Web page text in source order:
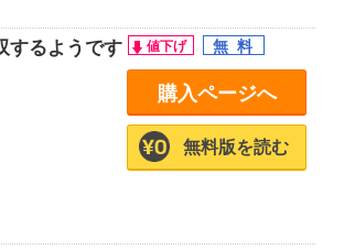
するようです
購入ページへ
無料版を読む